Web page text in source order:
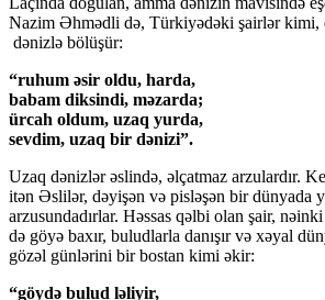
Nazim Əhmədli də, Türkiyədəki şairlər kimi,
dənizlə bölüşür:
“ruhum əsir oldu, harda,
babam diksindi, məzarda;
ürcah oldum, uzaq yurda,
sevdim, uzaq bir dənizi”.
Uzaq dənizlər əslində, əlçatmaz arzulardır.
itən Əslilər, dəyişən və pisləşən bir dünyada
arzusundadırlar. Həssas qəlbi olan şair,
də göyə baxır, buludlarla danışır və xəyal
gözəl günlərini bir bostan kimi əkir:
“göydə bulud ləliyir,